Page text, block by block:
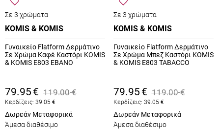
Σε 3 χρώματα
KOMIS & KOMIS
Γυναικείο Flatform Δερμάτινο
Σε Χρώμα Καφέ Καστόρι KOMIS
& KOMIS E803 EBANO
79.95 € 119.00 €
Κερδίζεις: 39.05 €
Δωρεάν Μεταφορικά
Άμεσα διαθέσιμο
Σε 3 χρώματα
KOMIS & KOMIS
Γυναικείο Flatform Δερμάτινο
Σε Χρώμα Μπεζ Καστόρι KOMIS
& KOMIS E803 TABACCO
79.95 € 119.00 €
Κερδίζεις: 39.05 €
Δωρεάν Μεταφορικά
Άμεσα διαθέσιμο